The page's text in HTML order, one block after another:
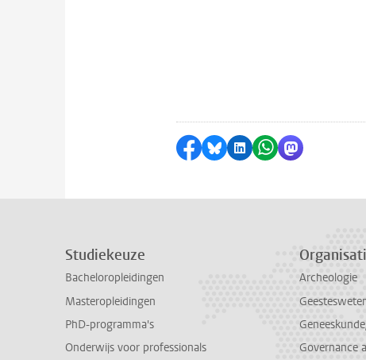
Delen op Facebook
Delen via Bluesky
Delen op LinkedIn
Delen via
Delen via
Studiekeuze
Bacheloropleidingen
Masteropleidingen
PhD-programma's
Onderwijs voor professionals
Archeologie
Governance